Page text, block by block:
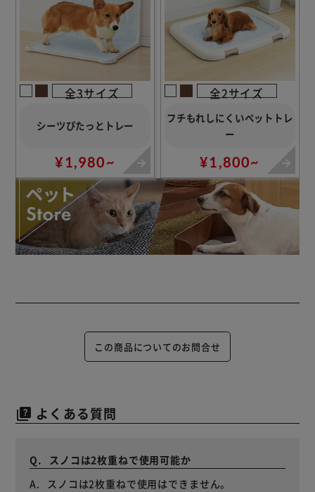
全3サイズ
シーツぴたっとトレー
¥1,980~
全2サイズ
フチもれしにくいペットトレ
ー
¥1,800~
この商品についてのお問合せ
quiz よくある質問
スノコは2枚重ねで使用可能か
スノコは2枚重ねで使用はできません。